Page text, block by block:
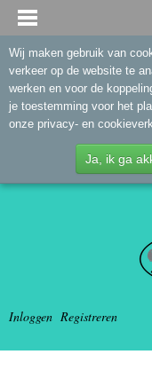
Inloggen Registreren
Wij maken gebruik van
verkeer op de website te
werken en voor de
je toestemming voor het
onze privacy- en
Ja, ik ga